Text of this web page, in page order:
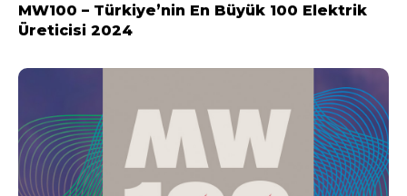
MW100 – Türkiye’nin En Büyük 100 Elektrik
Üreticisi 2024